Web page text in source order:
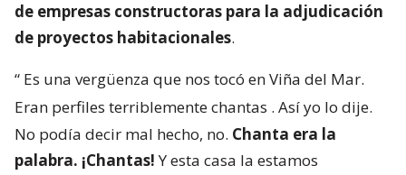
de empresas constructoras para la adjudicación
de proyectos habitacionales.
“ Es una vergüenza que nos tocó en Viña del Mar.
Eran perfiles terriblemente chantas . Así yo lo dije.
No podía decir mal hecho, no. Chanta era la
palabra. ¡Chantas!Y esta casa la estamos